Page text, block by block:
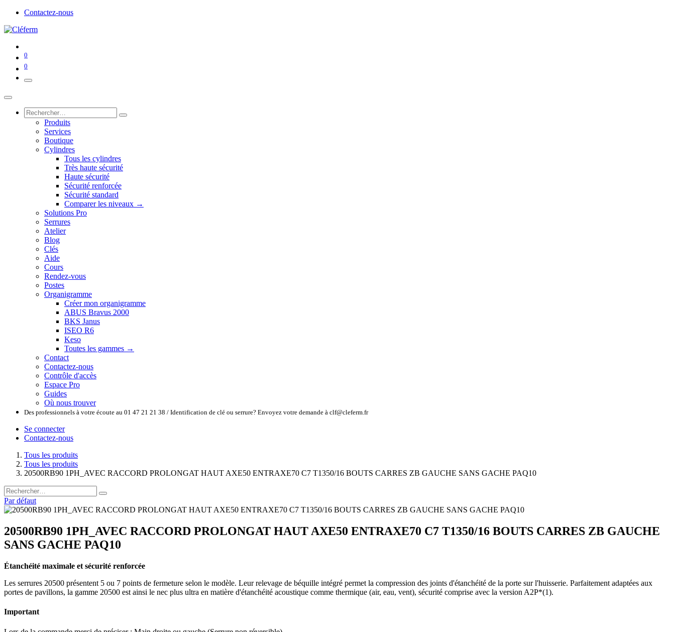
Contactez-nous
0
0
Produits
Services
Boutique
Cylindres
Tous les cylindres
Très haute sécurité
Haute sécurité
Sécurité renforcée
Sécurité standard
Comparer les niveaux →
Solutions Pro
Serrures
Atelier
Blog
Clés
Aide
Cours
Rendez-vous
Postes
Organigramme
Créer mon organigramme
ABUS Bravus 2000
BKS Janus
ISEO R6
Keso
Toutes les gammes →
Contact
Contactez-nous
Contrôle d'accès
Espace Pro
Guides
Où nous trouver
Des professionnels à votre écoute au 01 47 21 21 38 / Identification de clé ou serrure? Envoyez votre demande à clf@cleferm.fr
Se connecter
Contactez-nous
Tous les produits
Tous les produits
20500RB90 1PH_AVEC RACCORD PROLONGAT HAUT AXE50 ENTRAXE70 C7 T1350/16 BOUTS CARRES ZB GAUCHE SANS GACHE PAQ10
Par défaut
20500RB90 1PH_AVEC RACCORD PROLONGAT HAUT AXE50 ENTRAXE70 C7 T1350/16 BOUTS CARRES ZB GAUCHE
SANS GACHE PAQ10
Étanchéité maximale et sécurité renforcée
Les serrures 20500 présentent 5 ou 7 points de fermeture selon le modèle. Leur relevage de béquille intégré permet la compression des joints d'étanchéité de la porte sur l'huisserie. Parfaitement adaptées aux
portes de pavillons, la gamme 20500 est ainsi le nec plus ultra en matière d'étanchéité acoustique comme thermique (air, eau, vent), sécurité comprise avec la version A2P*(1).
Important